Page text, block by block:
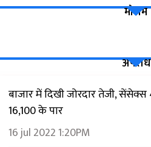
मौसम
अपराध
बाजार में दिखी जोरदार तेजी,
16,100 के पार
16 jul 20221:20PM